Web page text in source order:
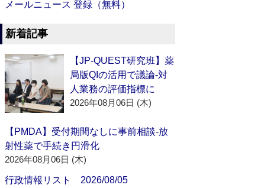
メールニュース 登録（無料）
新着記事
【JP-QUEST研究班】薬
局版QIの活用で議論‐対
人業務の評価指標に
2026年08月06日 (木)
【PMDA】受付期間なしに事前相談‐放
射性薬で手続き円滑化
2026年08月06日 (木)
行政情報リスト 2026/08/05